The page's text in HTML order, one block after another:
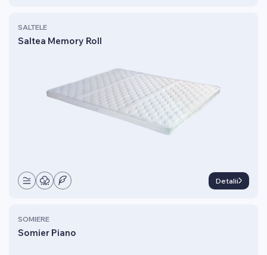
SALTELE
Saltea Memory Roll
Detalii
SOMIERE
Somier Piano